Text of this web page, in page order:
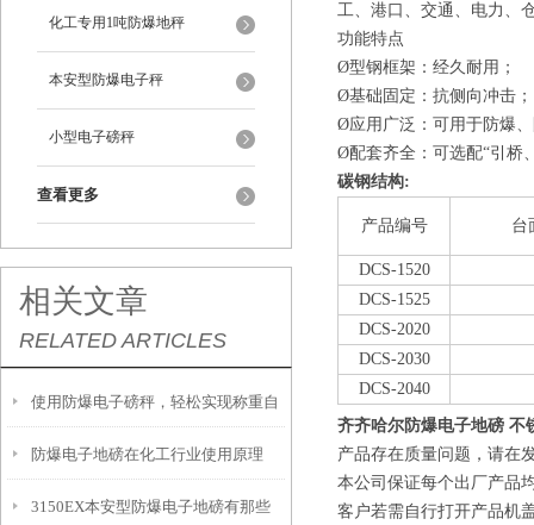
化工专用1吨防爆地秤
本安型防爆电子秤
小型电子磅秤
查看更多
相关文章
RELATED ARTICLES
使用防爆电子磅秤，轻松实现称重自
由！
防爆电子地磅在化工行业使用原理
3150EX本安型防爆电子地磅有那些
工、港口、交通、电力、
功能特点
Ø型钢框架：经久耐用；
Ø基础固定：抗侧向冲击；
Ø应用广泛：可用于防爆
Ø配套齐全：可选配“引桥
碳钢结构:
产品编号 台
DCS-1520
DCS-1525
DCS-2020
DCS-2030
DCS-2040
齐齐哈尔防爆电子地磅 不
产品存在质量问题，请在
本公司保证每个出厂产品
客户若需自行打开产品机